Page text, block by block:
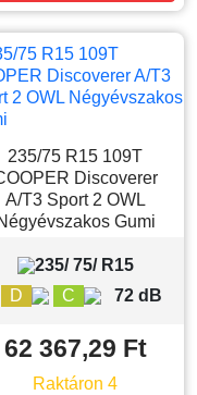
235/75 R15 109T
Discoverer
A/T3 Sport 2 OWL
Gumi
235/ 75/ R15
D
C 72 dB
62 367,29 Ft
Raktáron 4